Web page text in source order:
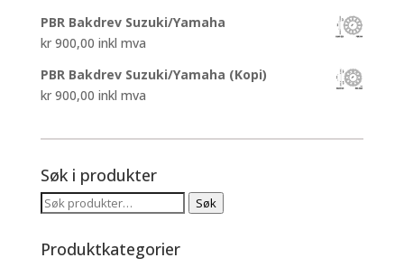
PBR Bakdrev Suzuki/Yamaha
kr900,00 inkl mva
PBR Bakdrev Suzuki/Yamaha (Kopi)
kr900,00 inkl mva
Søk i produkter
Søk
Søk
Produktkategorier